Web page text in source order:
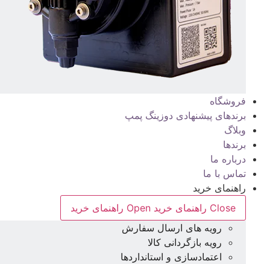
فروشگاه
برندهای پیشنهادی دوزینگ پمپ
وبلاگ
برندها
درباره ما
تماس با ما
راهنمای خرید
Close راهنمای خرید
Open راهنمای خرید
رویه های ارسال سفارش
رویه بازگردانی کالا
اعتمادسازی و استانداردها